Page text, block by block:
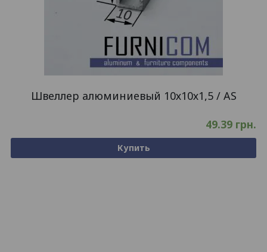
Швеллер алюминиевый 10х10х1,5 / AS
49.39 грн.
Купить